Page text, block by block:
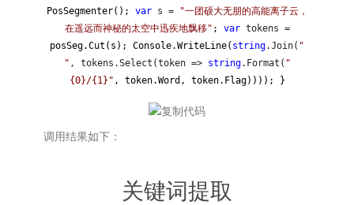
PosSegmenter(); vars = "一团硕大无朋的高能离子云，
在遥远而神秘的太空中迅疾地飘移" ; vartokens =
posSeg.Cut(s); Console.WriteLine( string.Join( "
" , tokens.Select(token => string.Format( "
{0}/{1} " , token.Word, token.Flag)))); }
调用结果如下：
关键词提取